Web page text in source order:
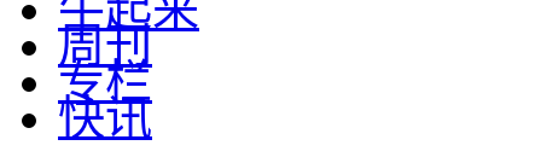
周刊
专栏
快讯